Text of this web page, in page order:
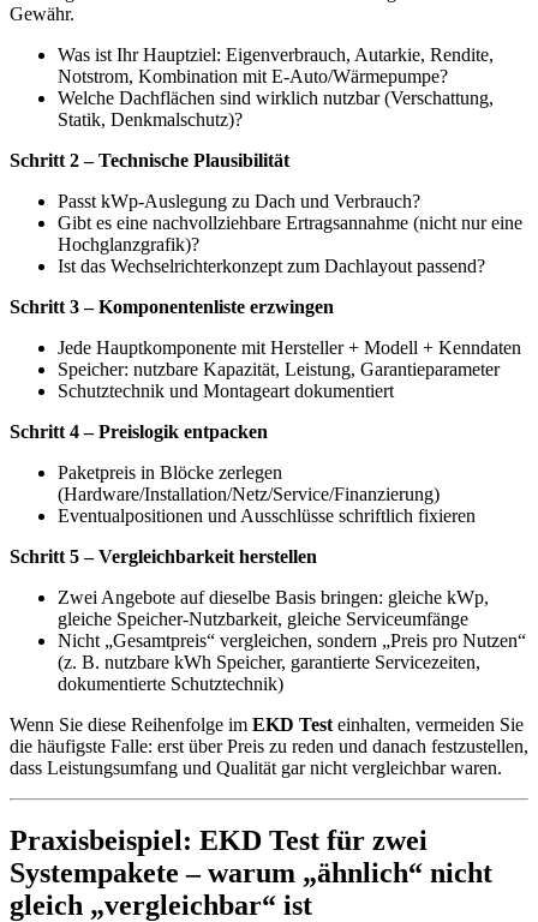
Gewähr.
Was ist Ihr Hauptziel: Eigenverbrauch, Autarkie, Rendite,
Notstrom, Kombination mit E-Auto/Wärmepumpe?
Welche Dachflächen sind wirklich nutzbar (Verschattung,
Statik, Denkmalschutz)?
Schritt 2 – Technische Plausibilität
Passt kWp-Auslegung zu Dach und Verbrauch?
Gibt es eine nachvollziehbare Ertragsannahme (nicht nur eine
Hochglanzgrafik)?
Ist das Wechselrichterkonzept zum Dachlayout passend?
Schritt 3 – Komponentenliste erzwingen
Jede Hauptkomponente mit Hersteller + Modell + Kenndaten
Speicher: nutzbare Kapazität, Leistung, Garantieparameter
Schutztechnik und Montageart dokumentiert
Schritt 4 – Preislogik entpacken
Paketpreis in Blöcke zerlegen
(Hardware/Installation/Netz/Service/Finanzierung)
Eventualpositionen und Ausschlüsse schriftlich fixieren
Schritt 5 – Vergleichbarkeit herstellen
Zwei Angebote auf dieselbe Basis bringen: gleiche kWp,
gleiche Speicher-Nutzbarkeit, gleiche Serviceumfänge
Nicht „Gesamtpreis“ vergleichen, sondern „Preis pro Nutzen“
(z. B. nutzbare kWh Speicher, garantierte Servicezeiten,
dokumentierte Schutztechnik)
Wenn Sie diese Reihenfolge im EKD Test einhalten, vermeiden Sie
die häufigste Falle: erst über Preis zu reden und danach festzustellen,
dass Leistungsumfang und Qualität gar nicht vergleichbar waren.
Praxisbeispiel: EKD Test für zwei
Systempakete – warum „ähnlich“ nicht
gleich „vergleichbar“ ist